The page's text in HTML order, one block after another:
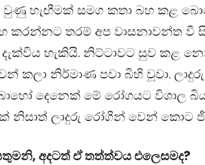
වුණු හැඟීමක් සමග කතා බහ කළ
කරන්නට තරම් අප වාසනාවන්ත වී
හැකියි. නිට්ටාවට සුව කළ
කලා නිර්මාණ පවා බිහි වූවා.
දෙනෙක් මේ රෝගයට විශාල
නිසාත් ලාදුරු රෝගීන් වෙන් කොට
අදටත් ඒ තත්ත්වය එලෙසමද?